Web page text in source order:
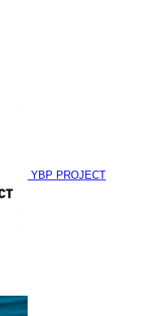
YBP PROJECT